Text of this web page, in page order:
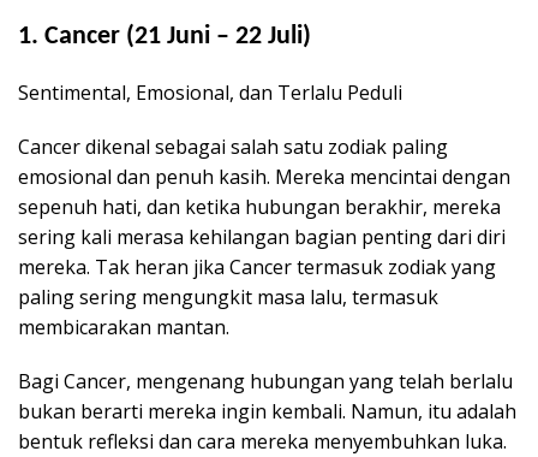
1. Cancer (21 Juni – 22 Juli)
Sentimental, Emosional, dan Terlalu Peduli
Cancer dikenal sebagai salah satu zodiak paling
emosional dan penuh kasih. Mereka mencintai dengan
sepenuh hati, dan ketika hubungan berakhir, mereka
sering kali merasa kehilangan bagian penting dari diri
mereka. Tak heran jika Cancer termasuk zodiak yang
paling sering mengungkit masa lalu, termasuk
membicarakan mantan.
Bagi Cancer, mengenang hubungan yang telah berlalu
bukan berarti mereka ingin kembali. Namun, itu adalah
bentuk refleksi dan cara mereka menyembuhkan luka.